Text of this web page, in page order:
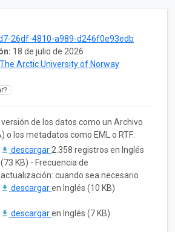
26df-4810-a989-d246f0e93edb
18 de julio de 2026
Arctic University of Norway
de los datos como un Archivo
o los metadatos como EML o RTF:
descargar 2.358 registros en Inglés
(73 KB) - Frecuencia de
actualización: cuando sea necesario
descargaren Inglés (10 KB)
descargaren Inglés (7 KB)